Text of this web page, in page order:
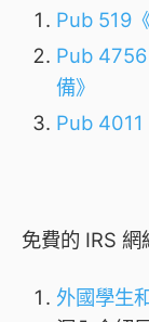
Pub 519
Pub 4756
備》
Pub 4011
免費的 IRS 網
外國學生